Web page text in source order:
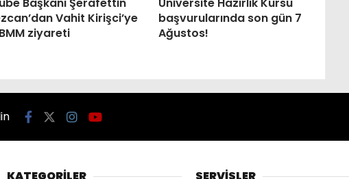
Vahit Kirişci’ye
ziyareti
başvurularında son gün 7
Ağustos!